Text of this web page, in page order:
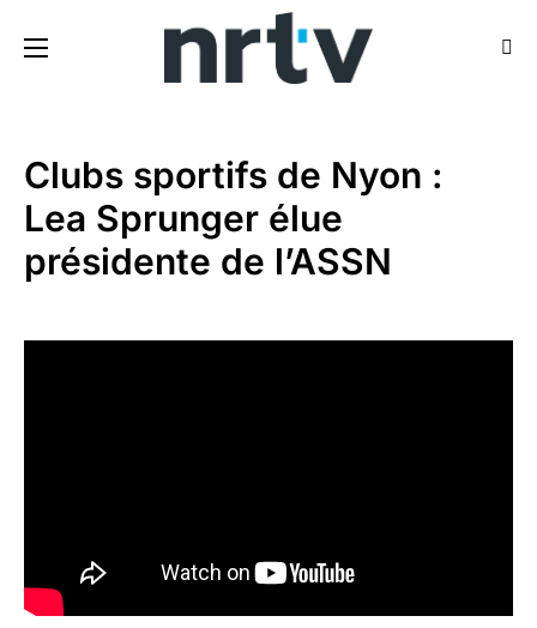
Clubs sportifs de Nyon :
Lea Sprunger élue
présidente de l’ASSN